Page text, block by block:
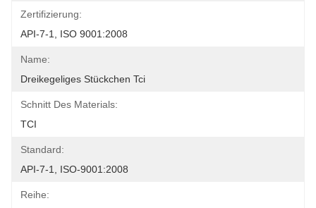
Zertifizierung:
API-7-1, ISO 9001:2008
Name:
Dreikegeliges Stückchen Tci
Schnitt Des Materials:
TCI
Standard:
API-7-1, ISO-9001:2008
Reihe: